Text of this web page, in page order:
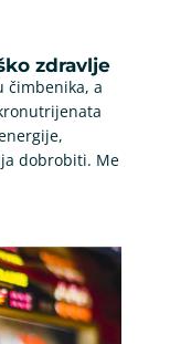
zdravlje
čimbenika, a
dobrobiti. Me